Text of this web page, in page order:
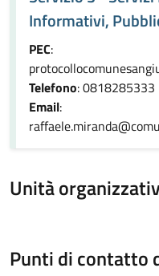
Informativi,
PEC:
Telefono: 0818285333
Email:
Unità
Punti di contatto